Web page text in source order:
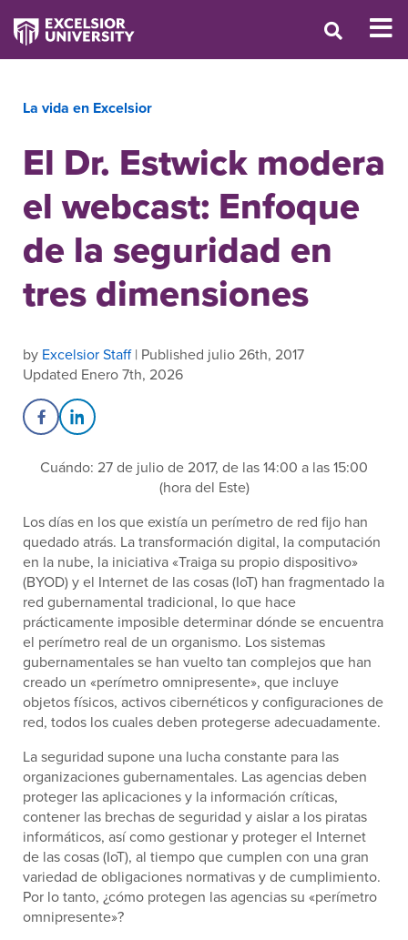
La vida en Excelsior
El Dr. Estwick modera
el webcast: Enfoque
de la seguridad en
tres dimensiones
by Excelsior Staff| Published julio 26th, 2017
Updated Enero 7th, 2026
Share on Facebook
Share on LinkedIn
Cuándo: 27 de julio de 2017, de las 14:00 a las 15:00
(hora del Este)
Los días en los que existía un perímetro de red fijo han
quedado atrás. La transformación digital, la computación
en la nube, la iniciativa «Traiga su propio dispositivo»
(BYOD) y el Internet de las cosas (IoT) han fragmentado la
red gubernamental tradicional, lo que hace
prácticamente imposible determinar dónde se encuentra
el perímetro real de un organismo. Los sistemas
gubernamentales se han vuelto tan complejos que han
creado un «perímetro omnipresente», que incluye
objetos físicos, activos cibernéticos y configuraciones de
red, todos los cuales deben protegerse adecuadamente.
La seguridad supone una lucha constante para las
organizaciones gubernamentales. Las agencias deben
proteger las aplicaciones y la información críticas,
contener las brechas de seguridad y aislar a los piratas
informáticos, así como gestionar y proteger el Internet
de las cosas (IoT), al tiempo que cumplen con una gran
variedad de obligaciones normativas y de cumplimiento.
Por lo tanto, ¿cómo protegen las agencias su «perímetro
omnipresente»?